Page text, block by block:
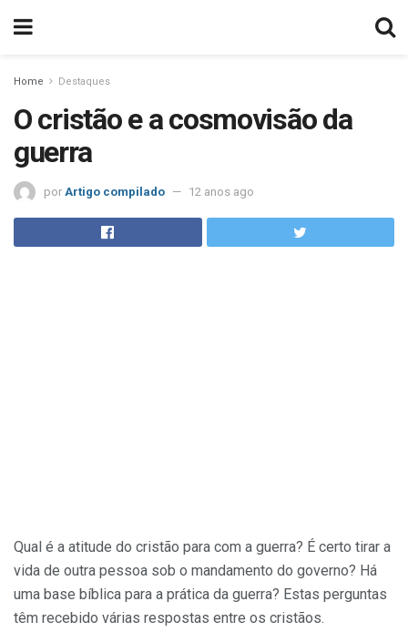
Home Destaques
O cristão e a cosmovisão da
guerra
por Artigo compilado 12 anos ago
Qual é a atitude do cristão para com a guerra? É certo tirar a
vida de outra pessoa sob o mandamento do governo? Há
uma base bíblica para a prática da guerra? Estas perguntas
têm recebido várias respostas entre os cristãos.